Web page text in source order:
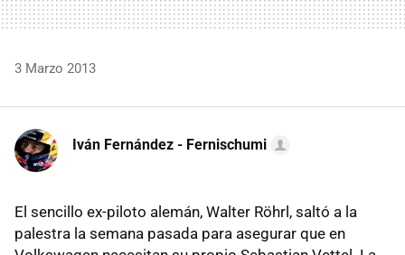
3 Marzo 2013
Iván Fernández - Fernischumi
El sencillo ex-piloto alemán, Walter Röhrl, saltó a la
palestra la semana pasada para asegurar que en